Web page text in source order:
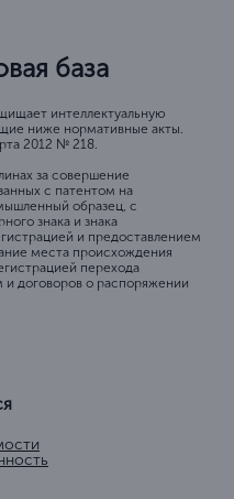
база
интеллектуальную
ниже нормативные акты.
2012 № 218.
за совершение
с патентом на
образец, с
знака и знака
и предоставлением
места происхождения
перехода
и договоров о распоряжении